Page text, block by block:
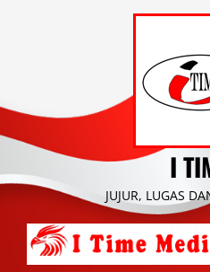
I
JUJUR, LUGAS